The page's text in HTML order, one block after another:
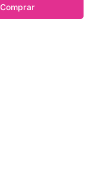
Comprar